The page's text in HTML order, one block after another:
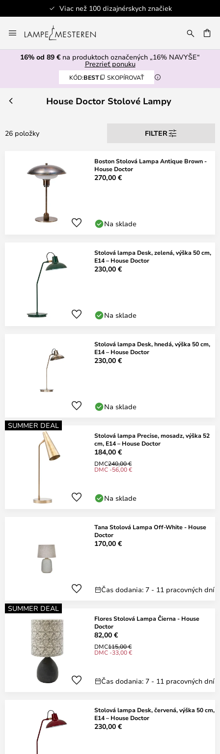
Viac než 100 dizajnérskych značiek
to
Content
16% od 89 € na produktoch označených „16% NAVYŠE“
Prezrieť ponuku
KÓD:BEST SKOPÍROVAŤ
House Doctor Stolové Lampy
26 položky FILTER
Boston Stolová Lampa Antique Brown -
House Doctor
270,00 €
Na sklade
Stolová lampa Desk, zelená, výška 50 cm,
E14 – House Doctor
230,00 €
Na sklade
Stolová lampa Desk, hnedá, výška 50 cm,
E14 – House Doctor
230,00 €
Na sklade
SUMMER DEAL
Stolová lampa Precise, mosadz, výška 52
cm, E14 – House Doctor
184,00 €
DMC240,00 €
DMC -56,00 €
Na sklade
Tana Stolová Lampa Off-White - House
Doctor
170,00 €
Čas dodania: 7 - 11 pracovných dní
SUMMER DEAL
Flores Stolová Lampa Čierna - House
Doctor
82,00 €
DMC115,00 €
DMC -33,00 €
Čas dodania: 7 - 11 pracovných dní
Stolová lampa Desk, červená, výška 50 cm,
E14 – House Doctor
230,00 €